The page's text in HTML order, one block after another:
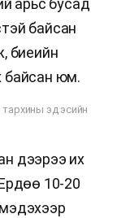
арьс бусад
байсан
биеийн
байсан юм.
эд эсийн
дээрээ их
10-20